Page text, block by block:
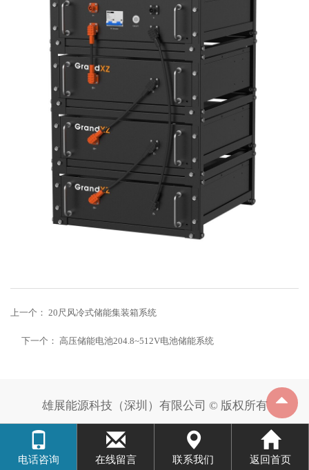
上一个： 20尺风冷式储能集装箱系统
下一个： 高压储能电池204.8~512V电池储能系统
雄展能源科技（深圳）有限公司 © 版权所有
电话咨询 在线留言 联系我们 返回首页